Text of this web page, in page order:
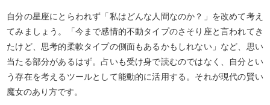
自分の星座にとらわれず「私はどんな人間なのか？」を改めて考え
てみましょう。「今まで感情的不動タイプのさそり座と言われてき
たけど、思考的柔軟タイプの側面もあるかもしれない」など、思い
当たる部分があるはず。占いも受け身で読むのではなく、自分とい
う存在を考えるツールとして能動的に活用する。それが現代の賢い
魔女のあり方です。